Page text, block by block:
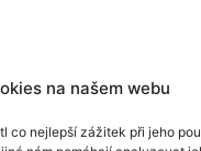
na našem webu
co nejlepší zážitek při jeho